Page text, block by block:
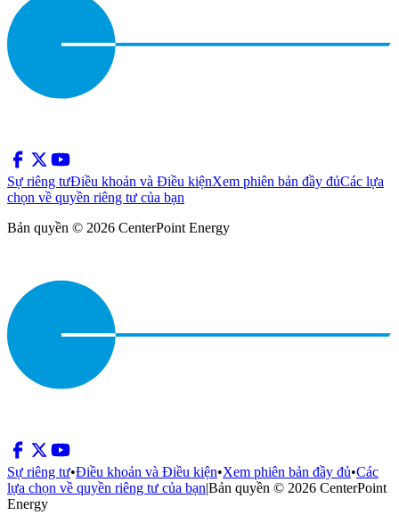
Sự riêng tưĐiều khoản và Điều kiệnXem phiên bản đầy đủCác lựa
chọn về quyền riêng tư của bạn
Bản quyền © 2026 CenterPoint Energy
Sự riêng tư•Điều khoản và Điều kiện•Xem phiên bản đầy đủ•Các
lựa chọn về quyền riêng tư của bạn|Bản quyền © 2026 CenterPoint
Energy